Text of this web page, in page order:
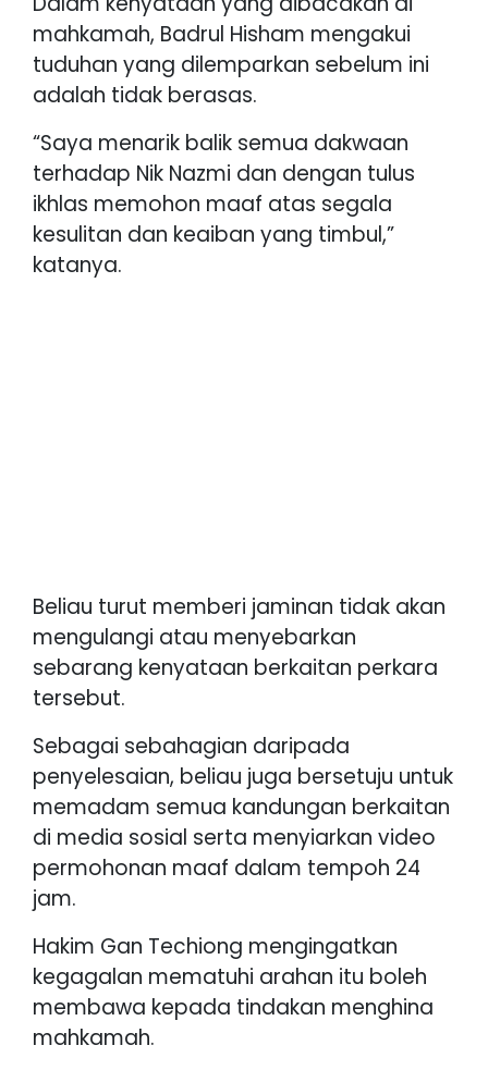
mahkamah, Badrul Hisham mengakui
tuduhan yang dilemparkan sebelum ini
adalah tidak berasas.
“Saya menarik balik semua dakwaan
terhadap Nik Nazmi dan dengan tulus
ikhlas memohon maaf atas segala
kesulitan dan keaiban yang timbul,”
katanya.
Beliau turut memberi jaminan tidak akan
mengulangi atau menyebarkan
sebarang kenyataan berkaitan perkara
tersebut.
Sebagai sebahagian daripada
penyelesaian, beliau juga bersetuju untuk
memadam semua kandungan berkaitan
di media sosial serta menyiarkan video
permohonan maaf dalam tempoh 24
jam.
Hakim Gan Techiong mengingatkan
kegagalan mematuhi arahan itu boleh
membawa kepada tindakan menghina
mahkamah.